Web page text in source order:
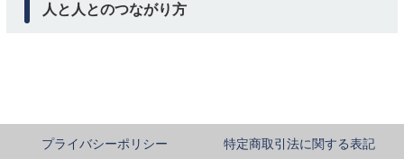
人と人とのつながり方
プライバシーポリシー 特定商取引法に関する表記